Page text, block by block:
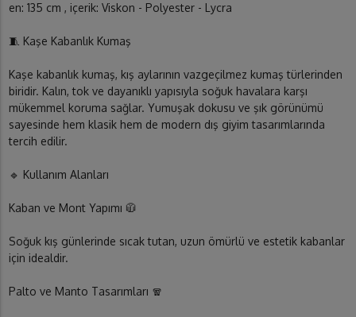
en: 135 cm , içerik: Viskon - Polyester - Lycra
🧵 Kaşe Kabanlık Kumaş
Kaşe kabanlık kumaş, kış aylarının vazgeçilmez kumaş türlerinden
biridir. Kalın, tok ve dayanıklı yapısıyla soğuk havalara karşı
mükemmel koruma sağlar. Yumuşak dokusu ve şık görünümü
sayesinde hem klasik hem de modern dış giyim tasarımlarında
tercih edilir.
🔹 Kullanım Alanları
Kaban ve Mont Yapımı 🧥
Soğuk kış günlerinde sıcak tutan, uzun ömürlü ve estetik kabanlar
için idealdir.
Palto ve Manto Tasarımları 🧣